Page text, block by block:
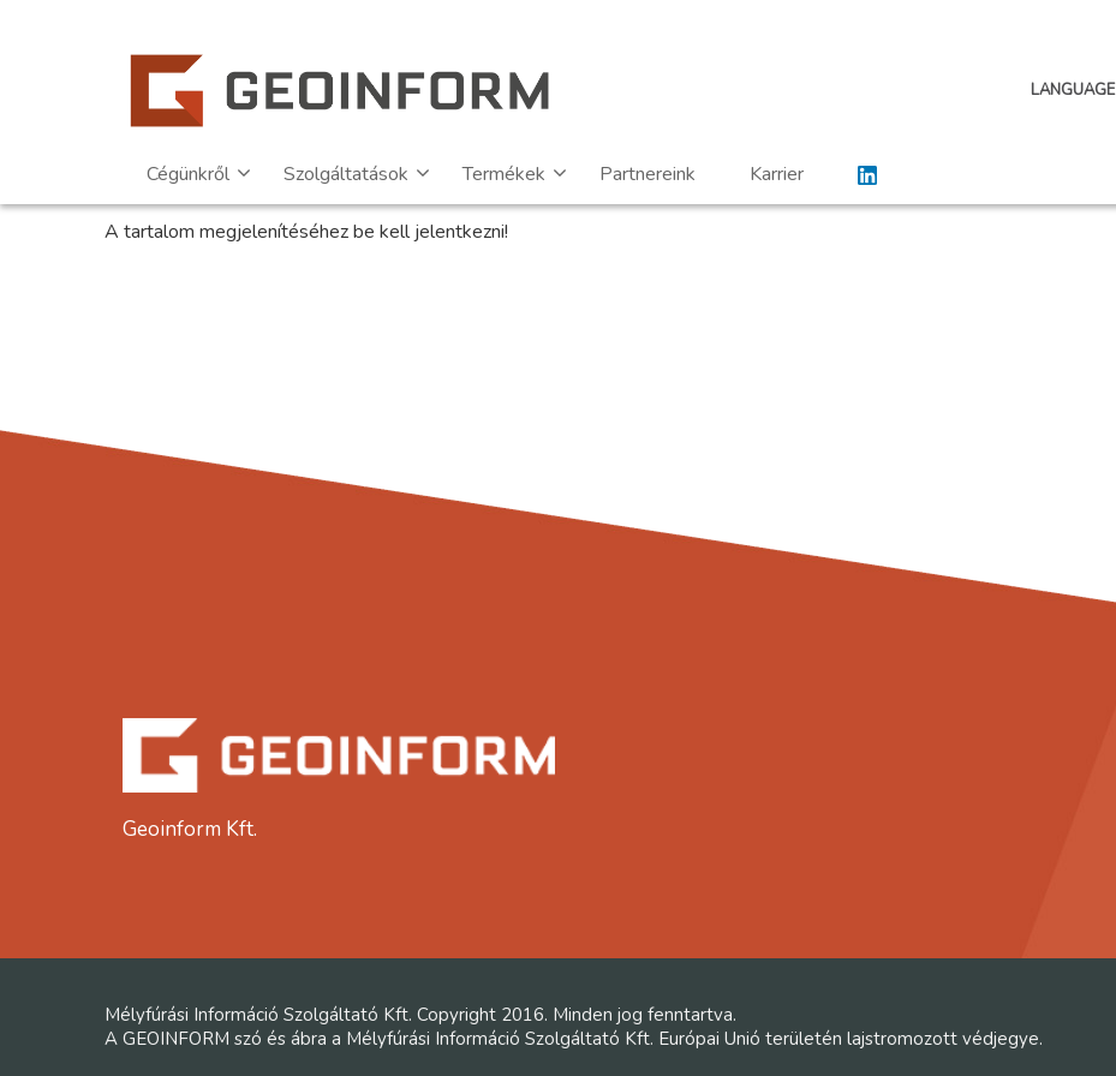
LANGUAGE
Cégünkről Szolgáltatások Termékek Partnereink Karrier
A tartalom megjelenítéséhez be kell jelentkezni!
Geoinform Kft.
Mélyfúrási Információ Szolgáltató Kft. Copyright 2016. Minden jog fenntartva.
A GEOINFORM szó és ábra a Mélyfúrási Információ Szolgáltató Kft. Európai Unió területén lajstromozott védjegye.